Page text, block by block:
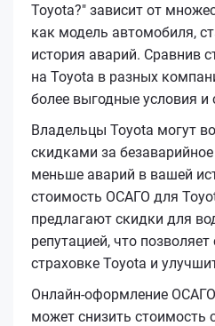
Toyota?" зависит от
как модель автомобиля,
история аварий. Сравнив
на Toyota в разных
более выгодные условия и
Владельцы Toyota могут
скидками за
меньше аварий в вашей
стоимость ОСАГО для
предлагают скидки для
репутацией, что
страховке Toyota и
Онлайн-оформление
может снизить стоимость